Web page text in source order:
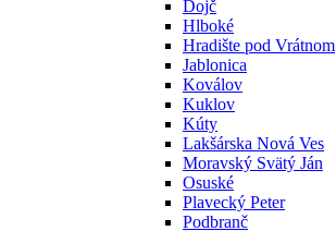
Dojč
Hlboké
Hradište pod Vrátnom
Jablonica
Koválov
Kuklov
Kúty
Lakšárska Nová Ves
Moravský Svätý Ján
Osuské
Plavecký Peter
Podbranč